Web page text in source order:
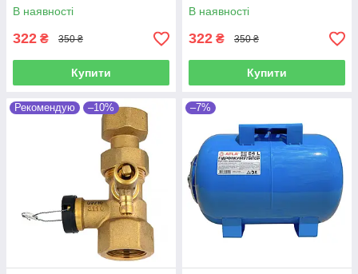
В наявності
322 ₴ 350 ₴
Купити
В наявності
322 ₴ 350 ₴
Купити
Рекомендую –10% –7%